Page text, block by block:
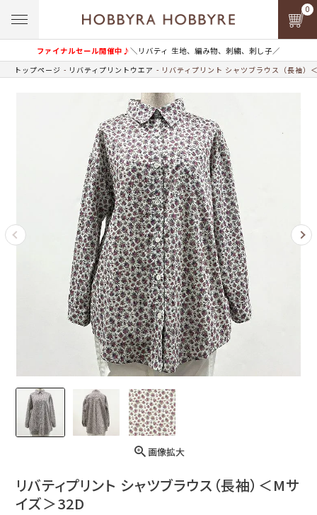
ファイナルセール開催中♪＼リバティ 生地、編み物、刺繍、刺し子／
0
トップページ リバティプリントウエア リバティプリント シャツブラウス（長袖）
画像拡大
リバティプリント シャツブラウス（長袖）＜Mサ
イズ＞32D